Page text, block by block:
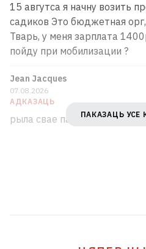
15 авгутса я начну возить
садиков Это бюджетная
Тварь, у меня зарплата
пойду при мобилизации ?
Jean Jacques
07.08.2026
АДКАЗАЦЬ
рыла свае пазакрывайце ,
ПАКАЗАЦЬ УСЕ